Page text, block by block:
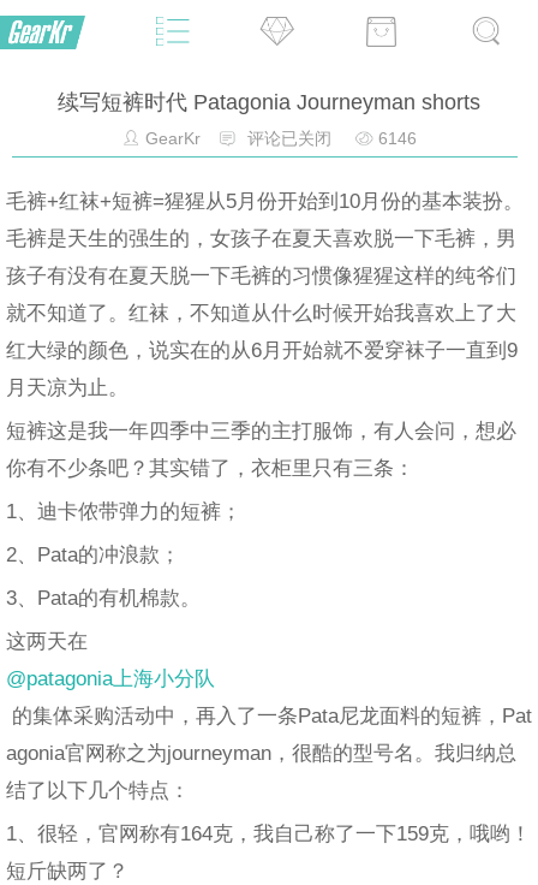
续写短裤时代 Patagonia Journeyman shorts
GearKr 评论已关闭 6146
毛裤+红袜+短裤=猩猩从5月份开始到10月份的基本装扮。
毛裤是天生的强生的，女孩子在夏天喜欢脱一下毛裤，男
孩子有没有在夏天脱一下毛裤的习惯像猩猩这样的纯爷们
就不知道了。红袜，不知道从什么时候开始我喜欢上了大
红大绿的颜色，说实在的从6月开始就不爱穿袜子一直到9
月天凉为止。
短裤这是我一年四季中三季的主打服饰，有人会问，想必
你有不少条吧？其实错了，衣柜里只有三条：
1、迪卡侬带弹力的短裤；
2、Pata的冲浪款；
3、Pata的有机棉款。
这两天在
@patagonia上海小分队
的集体采购活动中，再入了一条Pata尼龙面料的短裤，Pat
agonia官网称之为journeyman，很酷的型号名。我归纳总
结了以下几个特点：
1、很轻，官网称有164克，我自己称了一下159克，哦哟！
短斤缺两了？